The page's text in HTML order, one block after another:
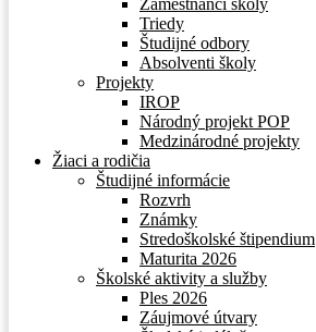
Zamestnanci školy
Triedy
Študijné odbory
Absolventi školy
Projekty
IROP
Národný projekt POP
Medzinárodné projekty
Žiaci a rodičia
Študijné informácie
Rozvrh
Známky
Stredoškolské štipendium
Maturita 2026
Školské aktivity a služby
Ples 2026
Záujmové útvary